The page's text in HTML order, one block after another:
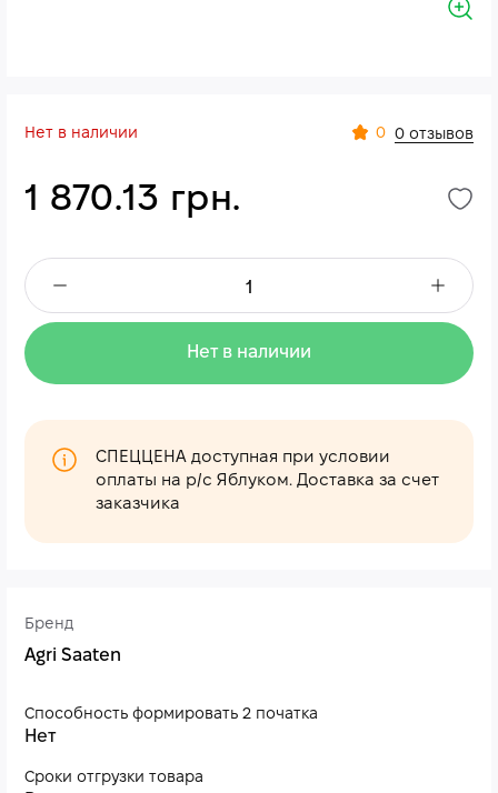
Бренд
Agri Saaten
Способность формировать 2 початка
Нет
Сроки отгрузки товара
Нет в наличии 0 0 отзывов
1 870.13 грн.
Нет в наличии
СПЕЦЦЕНА доступная при условии
оплаты на р/с Яблуком. Доставка за счет
заказчика